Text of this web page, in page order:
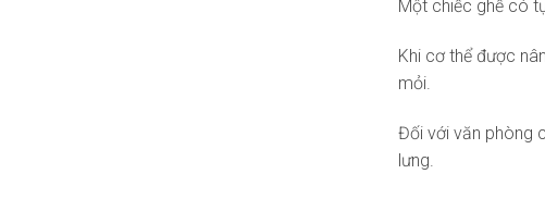
Một chiếc ghế có
Khi cơ thể được
mỏi.
Đối với văn phòng
lưng.